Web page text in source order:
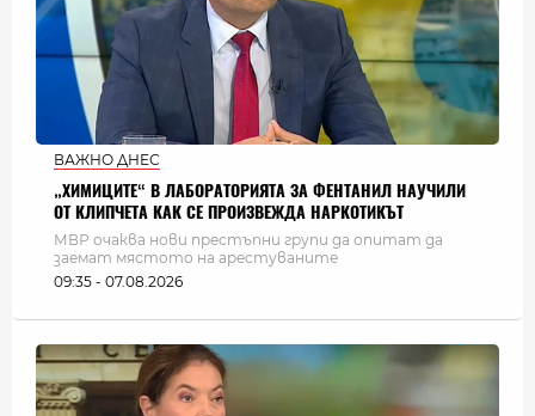
ВАЖНО ДНЕС
„ХИМИЦИТЕ“ В ЛАБОРАТОРИЯТА ЗА ФЕНТАНИЛ НАУЧИЛИ
ОТ КЛИПЧЕТА КАК СЕ ПРОИЗВЕЖДА НАРКОТИКЪТ
МВР очаква нови престъпни групи да опитат да
заемат мястото на арестуваните
09:35 - 07.08.2026